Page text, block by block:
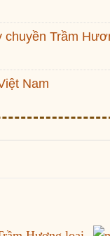
chuyền Trầm
Nam